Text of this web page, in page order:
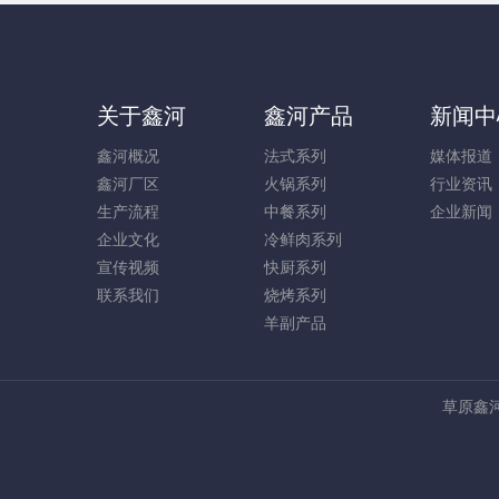
关于鑫河
鑫河概况
鑫河厂区
生产流程
企业文化
宣传视频
联系我们
鑫河产品
法式系列
火锅系列
中餐系列
冷鲜肉系列
快厨系列
烧烤系列
羊副产品
新闻
媒体报道
行业资讯
企业新闻
草原鑫